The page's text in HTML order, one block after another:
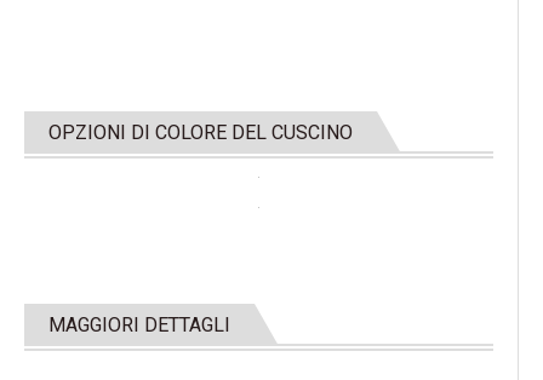
OPZIONI DI COLORE DEL CUSCINO
MAGGIORI DETTAGLI